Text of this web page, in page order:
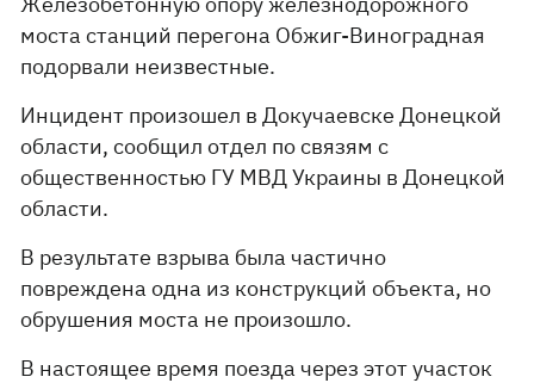
моста станций перегона Обжиг-Виноградная
подорвали неизвестные.
Инцидент произошел в Докучаевске Донецкой
области, сообщил отдел по связям с
общественностью ГУ МВД Украины в Донецкой
области.
В результате взрыва была частично
повреждена одна из конструкций объекта, но
обрушения моста не произошло.
В настоящее время поезда через этот участок